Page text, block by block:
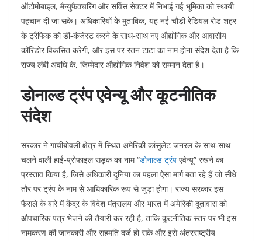
ऑटोमोबाइल, मैन्युफैक्चरिंग और सर्विस सेक्टर में निभाई गई भूमिका को स्थायी
पहचान दी जा सके। अधिकारियों के मुताबिक, यह नई चौड़ी रेडियल रोड शहर
के ट्रैफिक को डी‑कंजेस्ट करने के साथ‑साथ नए औद्योगिक और आवासीय
कॉरिडोर विकसित करेगी, और इस पर रतन टाटा का नाम होना संदेश देता है कि
राज्य लंबी अवधि के, जिम्मेदार औद्योगिक निवेश को सम्मान देता है।​
डोनाल्ड ट्रंप एवेन्यू और कूटनीतिक
संदेश
सरकार ने गाचीबोवली क्षेत्र में स्थित अमेरिकी कांसुलेट जनरल के साथ‑साथ
चलने वाली हाई‑प्रोफाइल सड़क का नाम “डोनाल्ड ट्रंप एवेन्यू” रखने का
प्रस्ताव किया है, जिसे अधिकारी दुनिया का पहला ऐसा मार्ग बता रहे हैं जो सीधे
तौर पर ट्रंप के नाम से आधिकारिक रूप से जुड़ा होगा। राज्य सरकार इस
फैसले के बारे में केंद्र के विदेश मंत्रालय और भारत में अमेरिकी दूतावास को
औपचारिक पत्र भेजने की तैयारी कर रही है, ताकि कूटनीतिक स्तर पर भी इस
नामकरण की जानकारी और सहमति दर्ज हो सके और इसे अंतरराष्ट्रीय